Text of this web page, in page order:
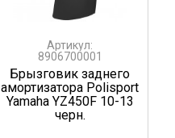
Артикул:
8906700001
Брызговик заднего
амортизатора Polisport
Yamaha YZ450F 10-13
черн.